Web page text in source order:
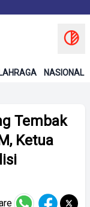
NASIONAL
Tembak
Ketua